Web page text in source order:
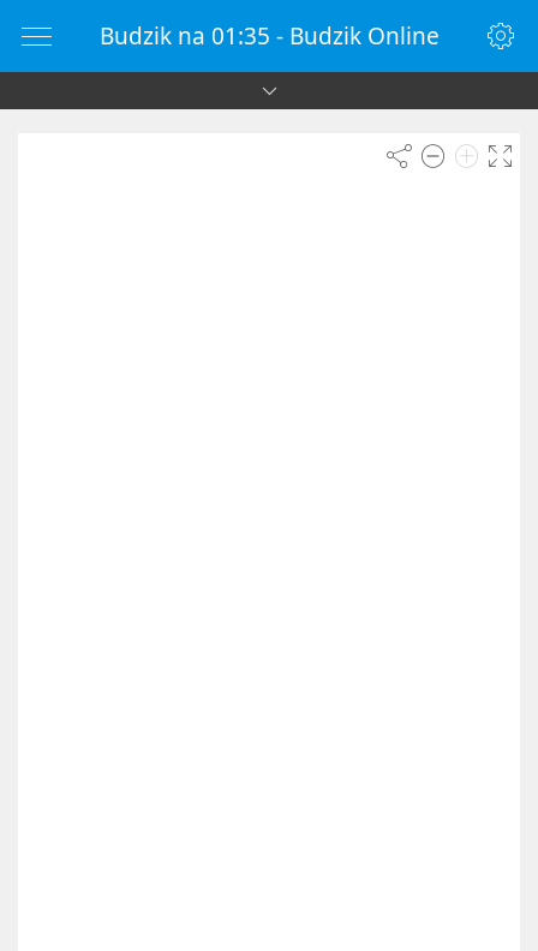
Budzik na 01:35 - Budzik Online